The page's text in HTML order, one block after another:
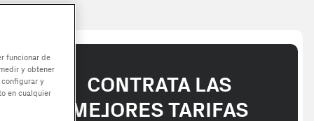
CONTRATA LAS
MEJORES TARIFAS
funcionar de
y obtener
y
en cualquier